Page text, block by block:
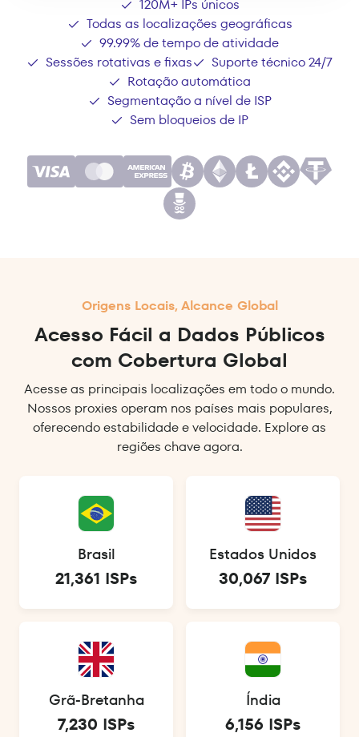
120M+ IPs únicos
Todas as localizações geográficas
99.99% de tempo de atividade
Sessões rotativas e fixas
Suporte técnico 24/7
Rotação automática
Segmentação a nível de ISP
Sem bloqueios de IP
Origens Locais, Alcance Global
Acesso Fácil a Dados Públicos
com Cobertura Global
Acesse as principais localizações em todo o mundo.
Nossos proxies operam nos países mais populares,
oferecendo estabilidade e velocidade. Explore as
regiões chave agora.
Brasil
21,361 ISPs
Estados Unidos
30,067 ISPs
Grã-Bretanha
7,230 ISPs
Índia
6,156 ISPs